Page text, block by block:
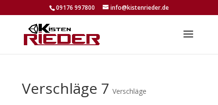
09176 997800 info@kistenrieder.de
Verschläge 7 Verschläge